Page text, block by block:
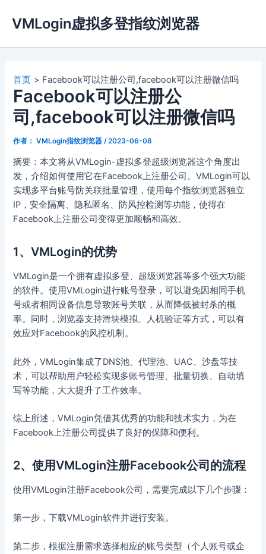
容
VMLogin虚拟多登指纹浏览器
首页 Facebook可以注册公司,facebook可以注册微信吗
Facebook可以注册公
司,facebook可以注册微信吗
作者： VMLogin指纹浏览器 /2023-06-08
摘要：本文将从VMLogin-虚拟多登超级浏览器这个角度出
发，介绍如何使用它在Facebook上注册公司。VMLogin可以
实现多平台账号防关联批量管理，使用每个指纹浏览器独立
IP，安全隔离、隐私匿名、防风控检测等功能，使得在
Facebook上注册公司变得更加顺畅和高效。
1、VMLogin的优势
VMLogin是一个拥有虚拟多登、超级浏览器等多个强大功能
的软件。使用VMLogin进行账号登录，可以避免因相同手机
号或者相同设备信息导致账号关联，从而降低被封杀的概
率。同时，浏览器支持滑块模拟、人机验证等方式，可以有
效应对Facebook的风控机制。
此外，VMLogin集成了DNS池、代理池、UAC、沙盘等技
术，可以帮助用户轻松实现多账号管理、批量切换、自动填
写等功能，大大提升了工作效率。
综上所述，VMLogin凭借其优秀的功能和技术实力，为在
Facebook上注册公司提供了良好的保障和便利。
2、使用VMLogin注册Facebook公司的流程
使用VMLogin注册Facebook公司，需要完成以下几个步骤：
第一步，下载VMLogin软件并进行安装。
第二步，根据注册需求选择相应的账号类型（个人账号或企